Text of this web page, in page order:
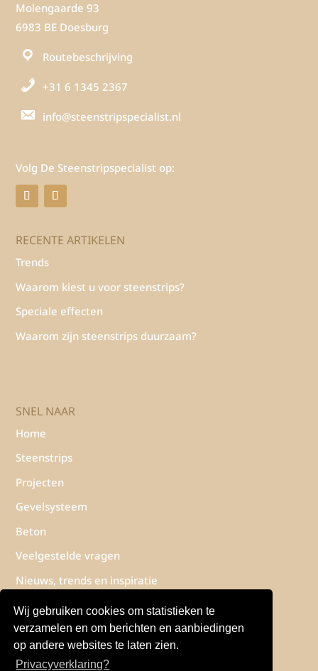
Wij gebruiken cookies om statistieken te
verzamelen en om berichten en aanbiedingen
op andere websites te laten zien.
Privacyverklaring?
Molengaarde 93
6983 BE Doesburg
Routebeschrijving
+31 6 1345 2367
info@steenstripspecialist.nl
Volg De Steenstripspecialist op:
RECENTE ARTIKELEN
Trends
Waarom kiest u voor steenstrips?
Speciale effecten
Waarom zijn steenstrips duurzaam?
SNEL NAAR
Home
Steenstrips
Projecten
Gevelsysteem
Beton
Veelgestelde vragen
Nieuws, trends en inspiratie
Contact
Privacyverklaring